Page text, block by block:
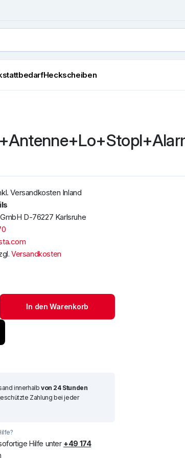
Heckscheiben
Versandkosten Inland
D-76227 Karlsruhe
Versandkosten
In den Warenkorb
innerhalbvon 24 Stunden
Zahlung bei jeder
Hilfe unter +49 174